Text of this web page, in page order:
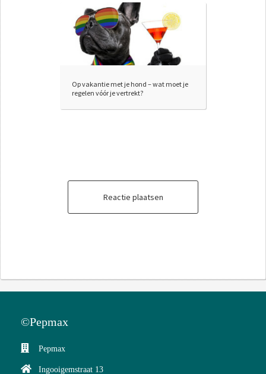
Op vakantie met je hond – wat moet je
regelen vóór je vertrekt?
Reactie plaatsen
©Pepmax
Pepmax
Ingooigemstraat 13